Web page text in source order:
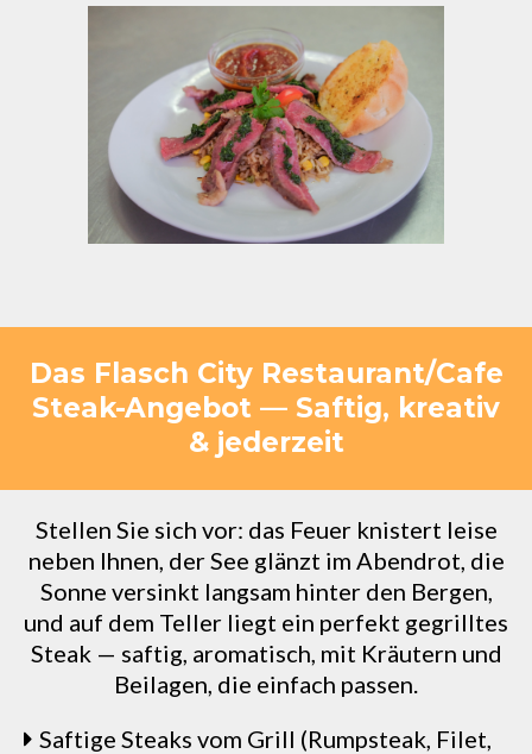
Das Flasch City Restaurant/Cafe
Steak-Angebot — Saftig, kreativ
& jederzeit
Stellen Sie sich vor: das Feuer knistert leise
neben Ihnen, der See glänzt im Abendrot, die
Sonne versinkt langsam hinter den Bergen,
und auf dem Teller liegt ein perfekt gegrilltes
Steak — saftig, aromatisch, mit Kräutern und
Beilagen, die einfach passen.
Saftige Steaks vom Grill (Rumpsteak, Filet,